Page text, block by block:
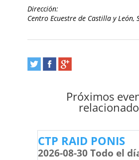
Dirección:
Centro Ecuestre de Castilla y León,
Próximos
CTP RAID PONIS
2026-08-30 Todo el